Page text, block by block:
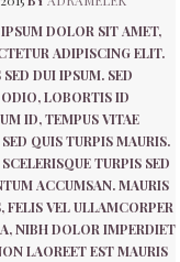
DOLOR SIT AMET,
ADIPISCING ELIT.
DUI IPSUM. SED
ODIO, LOBORTIS ID
ID, TEMPUS VITAE
QUIS TURPIS MAURIS.
TURPIS SED
ACCUMSAN. MAURIS
FELIS VEL ULLAMCORPER
NIBH DOLOR IMPERDIET
LAOREET EST MAURIS